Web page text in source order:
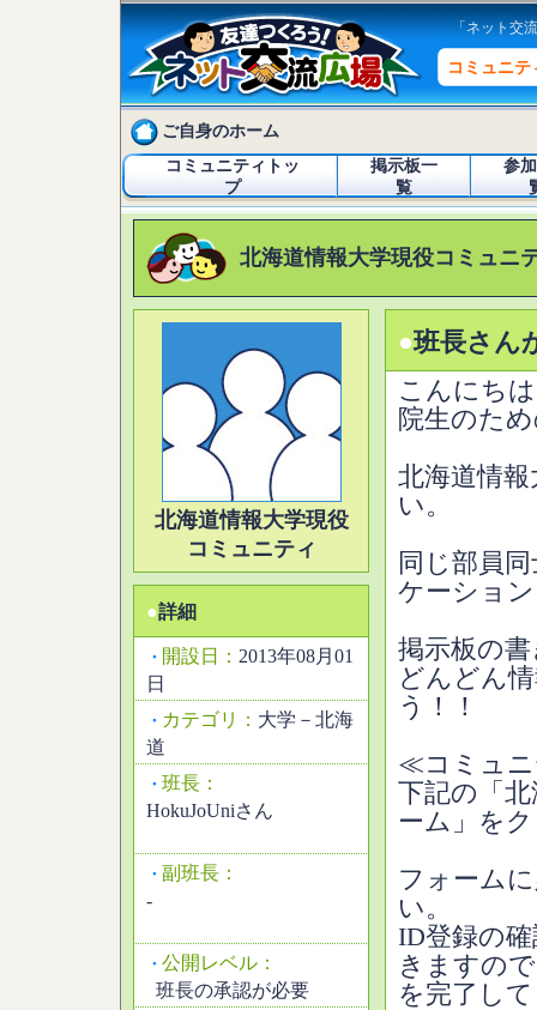
「ネット交
コミュニテ
ご自身のホーム
コミュニティトッ
プ
掲示板一
覧
参
北海道情報大学現役コミュニ
北海道情報大学現役
コミュニティ
●詳細
・ 開設日： 2013年08月01
日
・ カテゴリ： 大学－北海
道
・ 班長：
HokuJoUniさん
・ 副班長：
-
・ 公開レベル：
班長の承認が必要
●班長さん
こんにち
院生のた
北海道情
い。
同じ部員
ケーショ
掲示板の
どんどん
う！！
≪コミュ
下記の「
ーム」を
フォーム
い。
ID登録の
きますの
を完了し